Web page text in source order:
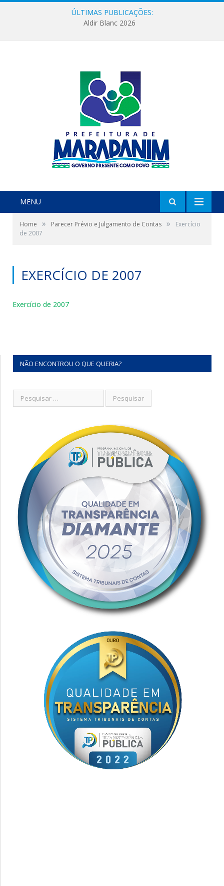
ÚLTIMAS PUBLICAÇÕES:
Aldir Blanc 2026
MENU
Home » Parecer Prévio e Julgamento de Contas »
Exercício
de 2007
EXERCÍCIO DE 2007
Exercício de 2007
NÃO ENCONTROU O QUE QUERIA?